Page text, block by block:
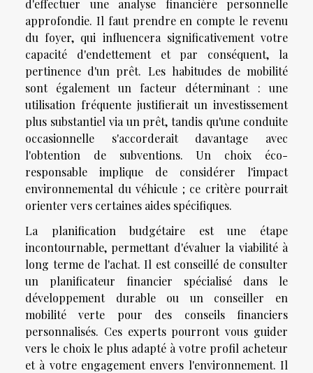
d'effectuer une analyse financière personnelle
approfondie. Il faut prendre en compte le revenu
du foyer, qui influencera significativement votre
capacité d'endettement et par conséquent, la
pertinence d'un prêt. Les habitudes de mobilité
sont également un facteur déterminant : une
utilisation fréquente justifierait un investissement
plus substantiel via un prêt, tandis qu'une conduite
occasionnelle s'accorderait davantage avec
l'obtention de subventions. Un choix éco-
responsable implique de considérer l'impact
environnemental du véhicule ; ce critère pourrait
orienter vers certaines aides spécifiques.
La planification budgétaire est une étape
incontournable, permettant d'évaluer la viabilité à
long terme de l'achat. Il est conseillé de consulter
un planificateur financier spécialisé dans le
développement durable ou un conseiller en
mobilité verte pour des conseils financiers
personnalisés. Ces experts pourront vous guider
vers le choix le plus adapté à votre profil acheteur
et à votre engagement envers l'environnement. Il